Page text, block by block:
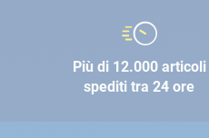
Più di 12.000 articoli
spediti tra 24 ore